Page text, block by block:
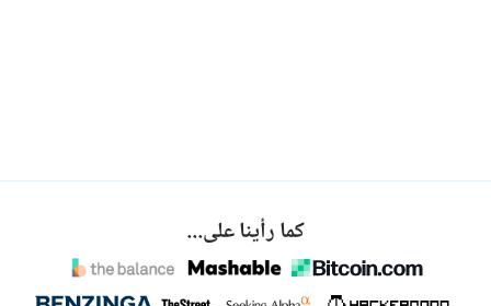
كما رأينا على...